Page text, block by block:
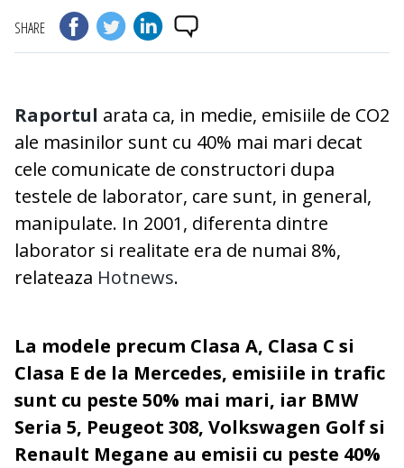
SHARE
Raportul arata ca, in medie, emisiile de CO2
ale masinilor sunt cu 40% mai mari decat
cele comunicate de constructori dupa
testele de laborator, care sunt, in general,
manipulate. In 2001, diferenta dintre
laborator si realitate era de numai 8%,
relateaza Hotnews.
La modele precum Clasa A, Clasa C si
Clasa E de la Mercedes, emisiile in trafic
sunt cu peste 50% mai mari, iar BMW
Seria 5, Peugeot 308, Volkswagen Golf si
Renault Megane au emisii cu peste 40%